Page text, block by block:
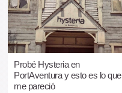
Probé Hysteria en
PortAventura y esto es lo que
me pareció